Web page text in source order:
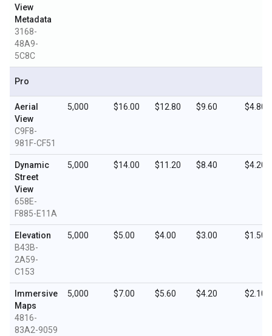
View
Metadata
3168-
48A9-
5C8C
Pro
Aerial
View
C9F8-
981F-CF51
5,000 $16.00 $12.80 $9.60 $4.80
Dynamic
Street
View
658E-
F885-E11A
5,000 $14.00 $11.20 $8.40 $4.20
Elevation
B43B-
2A59-
C153
5,000 $5.00 $4.00 $3.00 $1.50
Immersive
Maps
4816-
83A2-9059
5,000 $7.00 $5.60 $4.20 $2.10